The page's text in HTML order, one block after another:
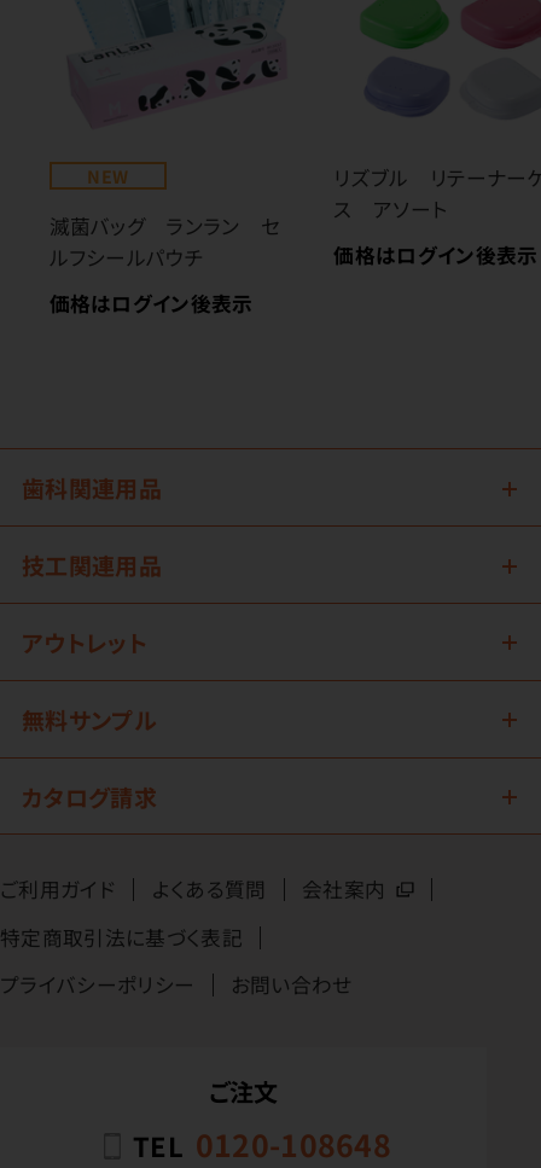
NEW
滅菌バッグ ランラン セ
ルフシールパウチ
価格はログイン後表示
リズブル リテーナー
ス アソート
価格はログイン後表示
歯科関連用品
技工関連用品
アウトレット
無料サンプル
カタログ請求
ご利用ガイド よくある質問
会社案内
特定商取引法に基づく表記
プライバシーポリシー
お問い合わせ
ご注文
TEL 0120-108648